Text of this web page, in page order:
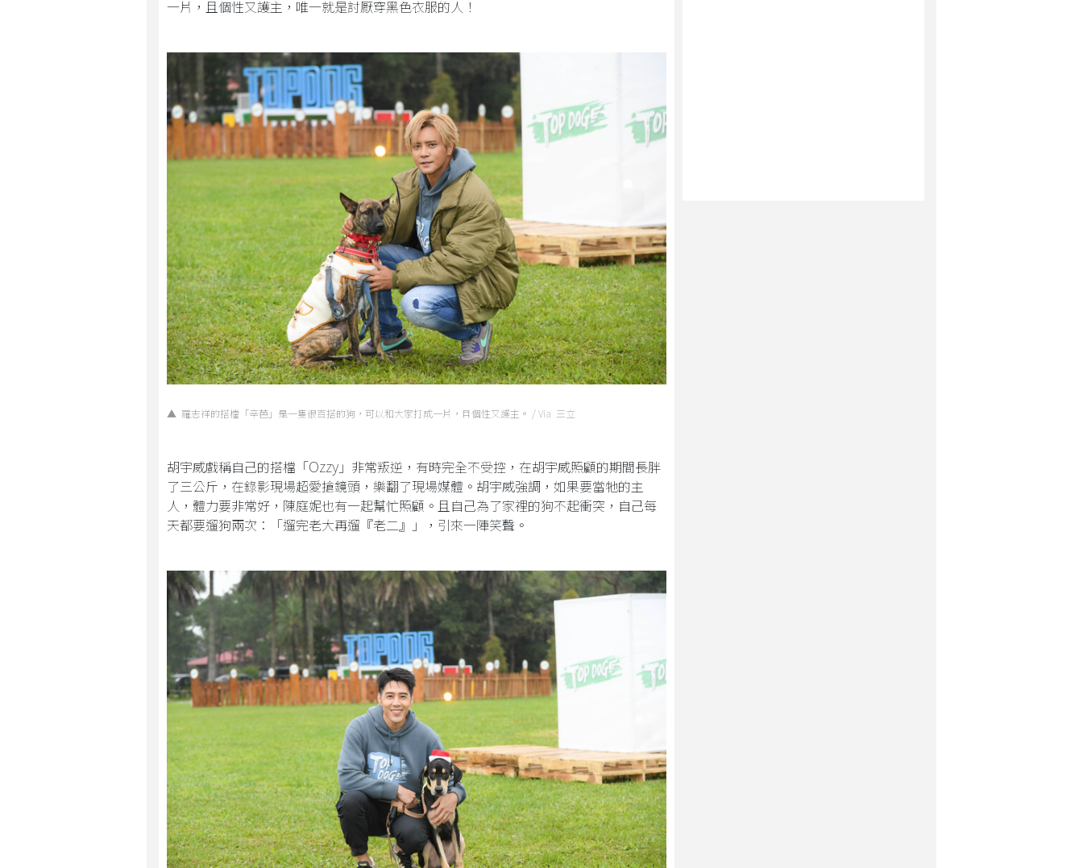
一片，且個性又護主，唯一就是討厭穿黑色衣服的人！
▲ 羅志祥的搭檔「辛芭」是一隻很百搭的狗，可以和大家打成一片，且個性又護主。 / Via 三立
胡宇威戲稱自己的搭檔「Ozzy 」非常叛逆，有時完全不受控，在胡宇威照顧的期間長胖
了三公斤，在錄影現場超愛搶鏡頭，樂翻了現場媒體。胡宇威強調，如果要當牠的主
人，體力要非常好，陳庭妮也有一起幫忙照顧。且自己為了家裡的狗不起衝突，自己每
天都要遛狗兩次：「遛完老大再遛『老二』」，引來一陣笑聲。